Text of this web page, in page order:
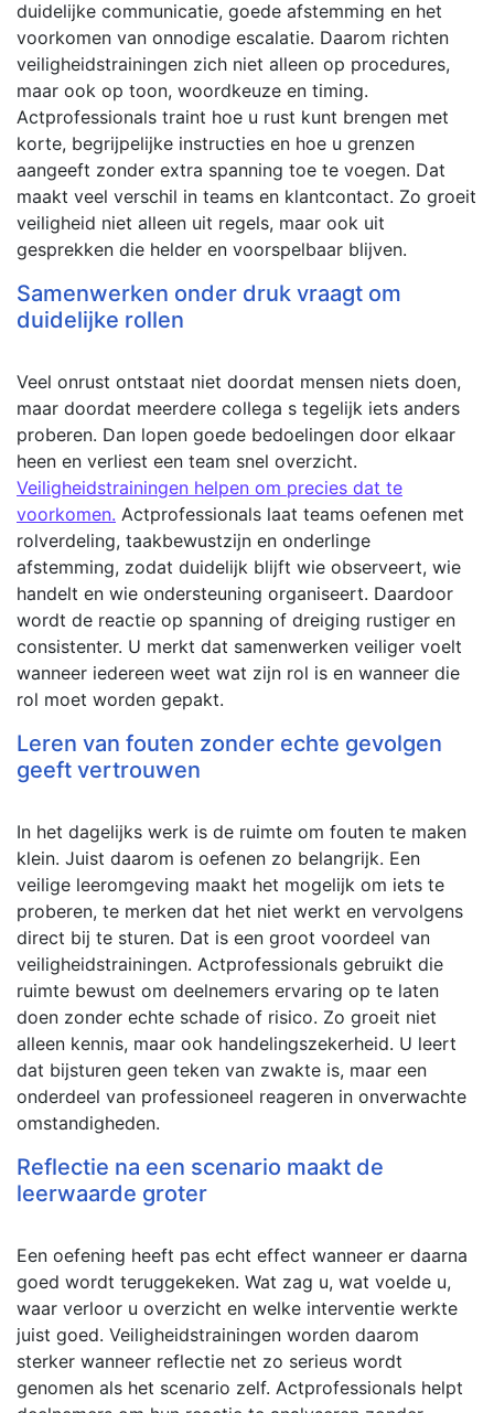
duidelijke communicatie, goede afstemming en het
voorkomen van onnodige escalatie. Daarom richten
veiligheidstrainingen zich niet alleen op procedures,
maar ook op toon, woordkeuze en timing.
Actprofessionals traint hoe u rust kunt brengen met
korte, begrijpelijke instructies en hoe u grenzen
aangeeft zonder extra spanning toe te voegen. Dat
maakt veel verschil in teams en klantcontact. Zo groeit
veiligheid niet alleen uit regels, maar ook uit
gesprekken die helder en voorspelbaar blijven.
Samenwerken onder druk vraagt om
duidelijke rollen
Veel onrust ontstaat niet doordat mensen niets doen,
maar doordat meerdere collega s tegelijk iets anders
proberen. Dan lopen goede bedoelingen door elkaar
heen en verliest een team snel overzicht.
Veiligheidstrainingen helpen om precies dat te
voorkomen. Actprofessionals laat teams oefenen met
rolverdeling, taakbewustzijn en onderlinge
afstemming, zodat duidelijk blijft wie observeert, wie
handelt en wie ondersteuning organiseert. Daardoor
wordt de reactie op spanning of dreiging rustiger en
consistenter. U merkt dat samenwerken veiliger voelt
wanneer iedereen weet wat zijn rol is en wanneer die
rol moet worden gepakt.
Leren van fouten zonder echte gevolgen
geeft vertrouwen
In het dagelijks werk is de ruimte om fouten te maken
klein. Juist daarom is oefenen zo belangrijk. Een
veilige leeromgeving maakt het mogelijk om iets te
proberen, te merken dat het niet werkt en vervolgens
direct bij te sturen. Dat is een groot voordeel van
veiligheidstrainingen. Actprofessionals gebruikt die
ruimte bewust om deelnemers ervaring op te laten
doen zonder echte schade of risico. Zo groeit niet
alleen kennis, maar ook handelingszekerheid. U leert
dat bijsturen geen teken van zwakte is, maar een
onderdeel van professioneel reageren in onverwachte
omstandigheden.
Reflectie na een scenario maakt de
leerwaarde groter
Een oefening heeft pas echt effect wanneer er daarna
goed wordt teruggekeken. Wat zag u, wat voelde u,
waar verloor u overzicht en welke interventie werkte
juist goed. Veiligheidstrainingen worden daarom
sterker wanneer reflectie net zo serieus wordt
genomen als het scenario zelf. Actprofessionals helpt